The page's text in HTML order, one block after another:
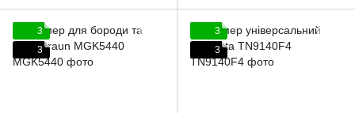
3
3
3
3